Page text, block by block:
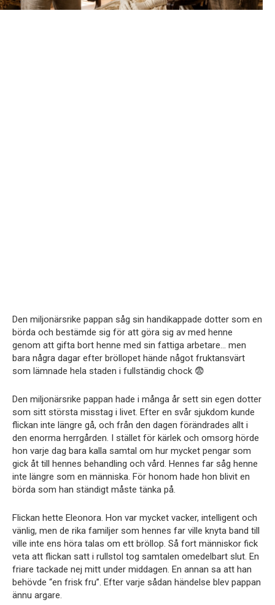
Den miljonärsrike pappan såg sin handikappade dotter som en
börda och bestämde sig för att göra sig av med henne
genom att gifta bort henne med sin fattiga arbetare… men
bara några dagar efter bröllopet hände något fruktansvärt
som lämnade hela staden i fullständig chock 😨
Den miljonärsrike pappan hade i många år sett sin egen dotter
som sitt största misstag i livet. Efter en svår sjukdom kunde
flickan inte längre gå, och från den dagen förändrades allt i
den enorma herrgården. I stället för kärlek och omsorg hörde
hon varje dag bara kalla samtal om hur mycket pengar som
gick åt till hennes behandling och vård. Hennes far såg henne
inte längre som en människa. För honom hade hon blivit en
börda som han ständigt måste tänka på.
Flickan hette Eleonora. Hon var mycket vacker, intelligent och
vänlig, men de rika familjer som hennes far ville knyta band till
ville inte ens höra talas om ett bröllop. Så fort människor fick
veta att flickan satt i rullstol tog samtalen omedelbart slut. En
friare tackade nej mitt under middagen. En annan sa att han
behövde “en frisk fru”. Efter varje sådan händelse blev pappan
ännu argare.